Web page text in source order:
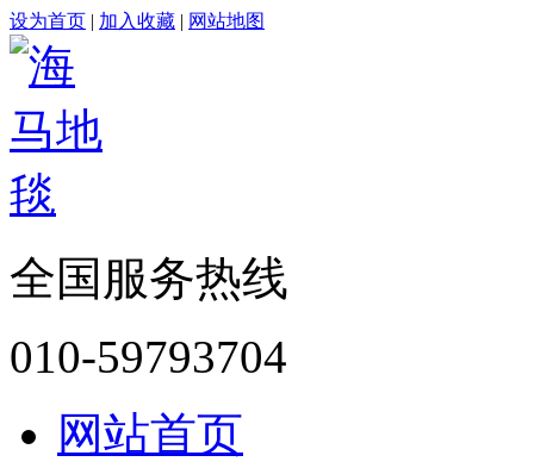
设为首页 | 加入收藏 | 网站地图
全国服务热线
010-59793704
网站首页